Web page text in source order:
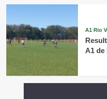
A1 Rio
A1 de